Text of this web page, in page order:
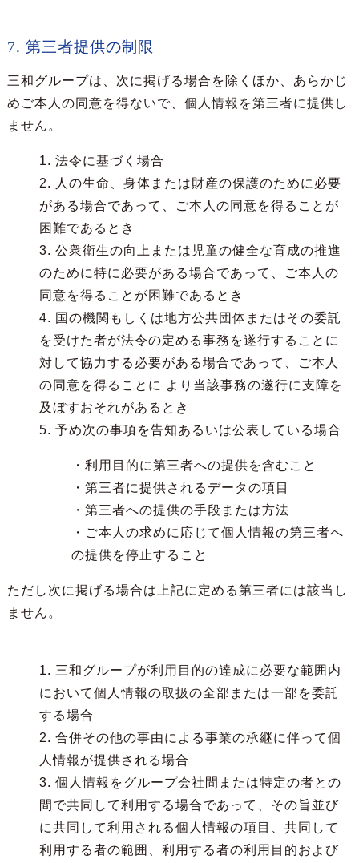
7. 第三者提供の制限
三和グループは、次に掲げる場合を除くほか、あらかじ
めご本人の同意を得ないで、個人情報を第三者に提供し
ません。
1. 法令に基づく場合
2. 人の生命、身体または財産の保護のために必要
がある場合であって、ご本人の同意を得ることが
困難であるとき
3. 公衆衛生の向上または児童の健全な育成の推進
のために特に必要がある場合であって、ご本人の
同意を得ることが困難であるとき
4. 国の機関もしくは地方公共団体またはその委託
を受けた者が法令の定める事務を遂行することに
対して協力する必要がある場合であって、ご本人
の同意を得ることに より当該事務の遂行に支障を
及ぼすおそれがあるとき
5. 予め次の事項を告知あるいは公表している場合
・利用目的に第三者への提供を含むこと
・第三者に提供されるデータの項目
・第三者への提供の手段または方法
・ご本人の求めに応じて個人情報の第三者へ
の提供を停止すること
ただし次に掲げる場合は上記に定める第三者には該当し
ません。
1. 三和グループが利用目的の達成に必要な範囲内
において個人情報の取扱の全部または一部を委託
する場合
2. 合併その他の事由による事業の承継に伴って個
人情報が提供される場合
3. 個人情報をグループ会社間または特定の者との
間で共同して利用する場合であって、その旨並び
に共同して利用される個人情報の項目、共同して
利用する者の範囲、利用する者の利用目的および